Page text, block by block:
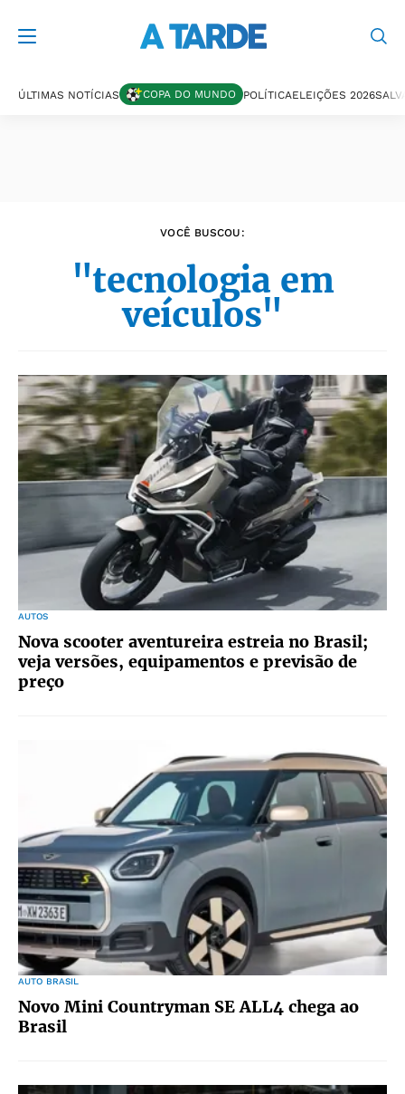
ÚLTIMAS NOTÍCIAS COPA DO MUNDO POLÍTICAELEIÇÕES 2026
VOCÊ BUSCOU:
"tecnologia em
veículos"
AUTOS
Nova scooter aventureira estreia no Brasil;
veja versões, equipamentos e previsão de
preço
AUTO BRASIL
Novo Mini Countryman SE ALL4 chega ao
Brasil